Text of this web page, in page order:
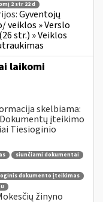
2 str 22 d
Gyventojų
veiklos » Verslo
str.) » Veiklos
laikomi
skelbiama:
įteikimo
Tiesioginio
siunčiami dokumentai
dokumento įteikimas
žinyno